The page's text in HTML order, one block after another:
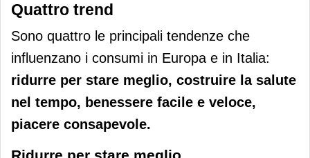
Quattro trend
Sono quattro le principali tendenze che
influenzano i consumi in Europa e in Italia:
ridurre per stare meglio, costruire la salute
nel tempo, benessere facile e veloce,
piacere consapevole.